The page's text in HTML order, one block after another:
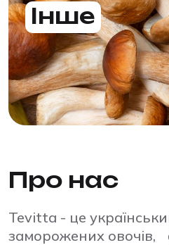
Інше
Про нас
Tevitta - це
заморожених овочів,